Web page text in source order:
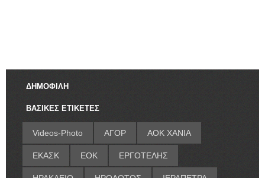
ΔΗΜΟΦΙΛΗ
ΒΑΣΙΚΕΣ ΕΤΙΚΕΤΕΣ
Videos-Photo ΑΓΟΡ ΑΟΚ ΧΑΝΙΑ
ΕΚΑΣΚ ΕΟΚ ΕΡΓΟΤΕΛΗΣ